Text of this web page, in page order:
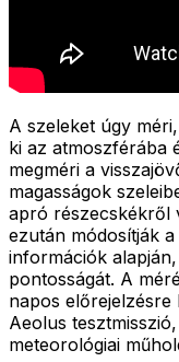
A szeleket úgy
ki az atmoszférába
megméri a
magasságok
apró részecskékről
ezután módosítják
információk
pontosságát. A
napos előrejelzésre
Aeolus
meteorológiai